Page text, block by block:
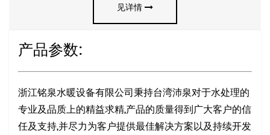
见详情
产品参数:
浙江铭泉水暖设备有限公司秉持台湾沛泉对于水处理的
专业及品质上的精益求精,产品的质量得到广大客户的信
任及支持,并尽力为客户提供最佳解决方案以及持续开发